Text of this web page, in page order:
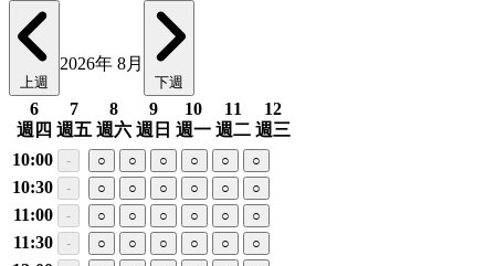
上週
2026年 8月
下週
6
週四
7
週五
8
週六
9
週日
10
週一
11
週二
12
週三
10:00
- ○ ○ ○ ○ ○ ○
10:30 - ○ ○ ○ ○ ○ ○
11:00 - ○ ○ ○ ○ ○ ○
11:30 - ○ ○ ○ ○ ○ ○